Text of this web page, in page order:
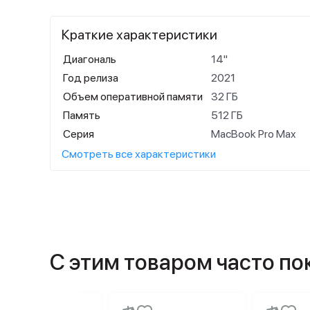
Краткие характеристики
Диагональ
14"
Год релиза
2021
Объем оперативной памяти
32 ГБ
Память
512 ГБ
Серия
MacBook Pro Max
Смотреть все характеристики
С этим товаром часто